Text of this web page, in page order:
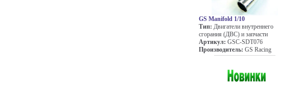
GS Manifold 1/10
Тип: Двигатели внутреннего
сгорания (ДВС) и запчасти
Артикул: GSC-SDT076
Производитель: GS Racing